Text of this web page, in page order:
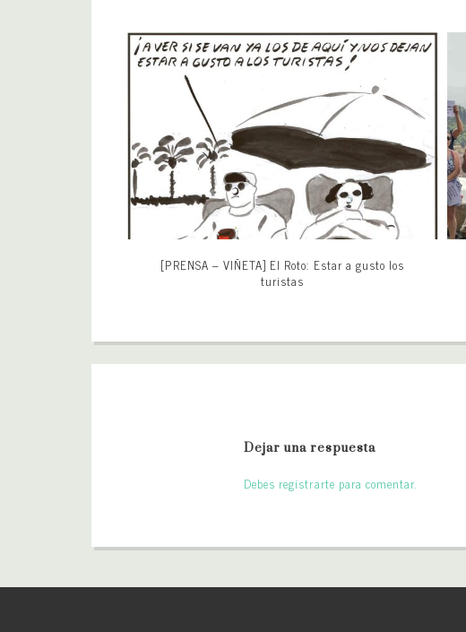
[PRENSA – VIÑETA] El Roto: Estar a gusto los
turistas
Dejar una respuesta
Debes registrarte para comentar.